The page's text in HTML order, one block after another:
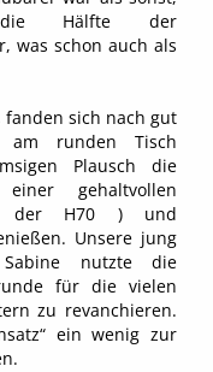
Hälfte der
was schon auch als
sich nach gut
runden Tisch
Plausch die
gehaltvollen
der H70 ) und
Unsere jung
Sabine nutzte die
für die vielen
zu revanchieren.
ein wenig zur